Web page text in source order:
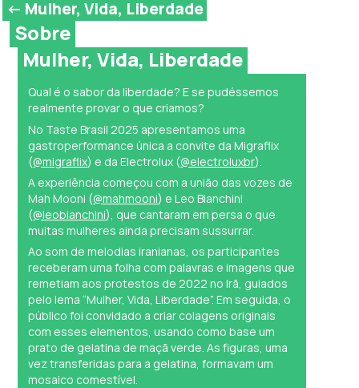
<- Mulher, Vida, Liberdade
Sobre
Mulher, Vida, Liberdade
Qual é o sabor da liberdade? E se pudéssemos
realmente provar o que criamos?
No Taste Brasil 2025 apresentamos uma
gastroperformance única a convite da Migraflix
(@migraflix) e da Electrolux (@electroluxbr).
A experiência começou com a união das vozes de
Mah Mooni (@mahmooni) e Leo Bianchini
(@leobianchini), que cantaram em persa o que
muitas mulheres ainda precisam sussurrar.
Ao som de melodias iranianas, os participantes
receberam uma folha com palavras e imagens que
remetiam aos protestos de 2022 no Irã, guiados
pelo lema “Mulher, Vida, Liberdade”. Em seguida, o
público foi convidado a criar colagens originais
com esses elementos, usando como base um
prato de gelatina de maçã verde. As figuras, uma
vez transferidas para a gelatina, formavam um
mosaico comestível.